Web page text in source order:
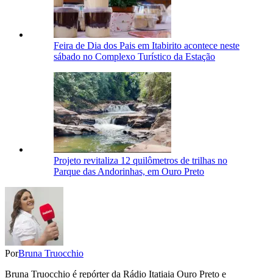
Feira de Dia dos Pais em Itabirito acontece neste
sábado no Complexo Turístico da Estação
Projeto revitaliza 12 quilômetros de trilhas no
Parque das Andorinhas, em Ouro Preto
PorBruna Truocchio
Bruna Truocchio é repórter da Rádio Itatiaia Ouro Preto e